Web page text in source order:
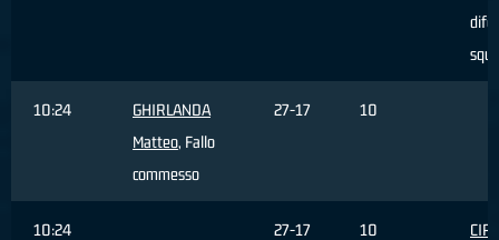
10:24
GHIRLANDA
Matteo, Fallo
commesso
27-17 10
10:24 27-17 10